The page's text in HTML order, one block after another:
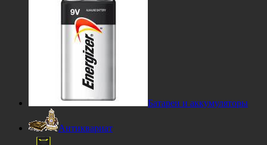
Батареи и аккумуляторы
Антиквариат